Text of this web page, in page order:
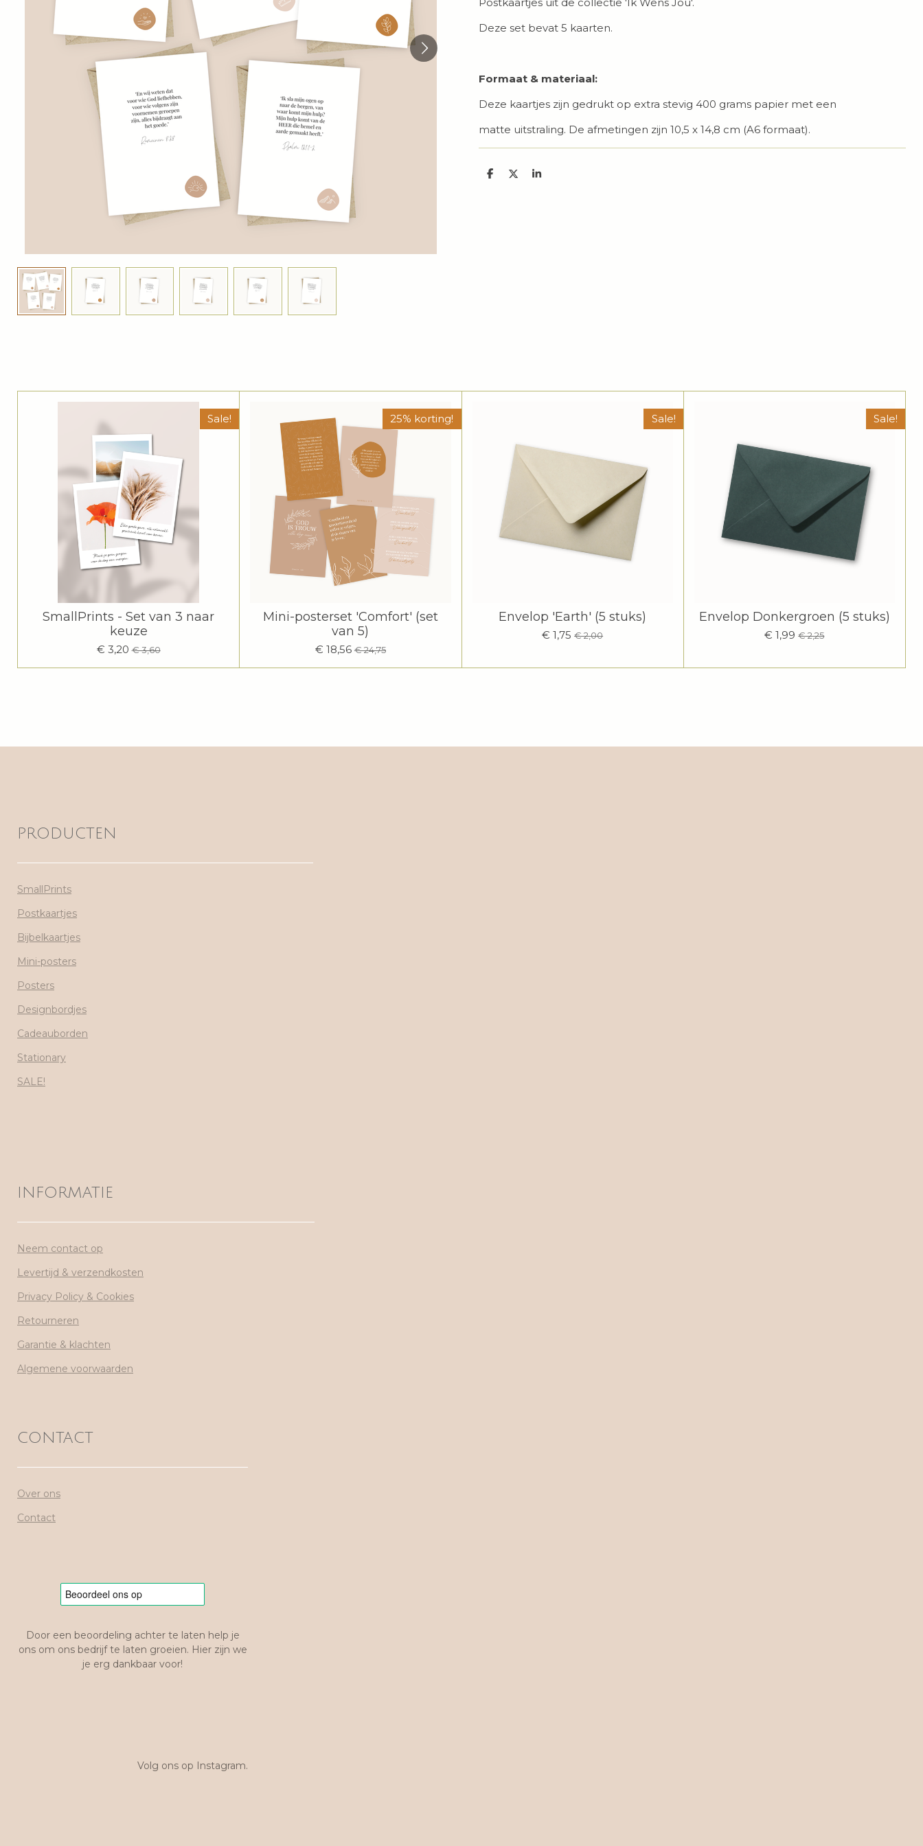
Postkaartjes uit de collectie 'Ik Wens Jou'.
Deze set bevat 5 kaarten.
Formaat & materiaal:
Deze kaartjes zijn gedrukt op extra stevig 400 grams papier met een
matte uitstraling. De afmetingen zijn 10,5 x 14,8 cm (A6 formaat).
D
D
S
Sale!
SmallPrints - Set van 3 naar
keuze
€ 3,20 € 3,60
25% korting!
Mini-posterset 'Comfort' (set
van 5)
€ 18,56 € 24,75
Sale!
Envelop 'Earth' (5 stuks)
€ 1,75 € 2,00
Sale!
Envelop Donkergroen (5 stuks)
€ 1,99 € 2,25
PRODUCTEN
SmallPrints
Postkaartjes
Bijbelkaartjes
Mini-posters
Posters
Designbordjes
Cadeauborden
Stationary
SALE!
INFORMATIE
Neem contact op
Levertijd & verzendkosten
Privacy Policy & Cookies
Retourneren
Garantie & klachten
Algemene voorwaarden
CONTACT
Over ons
Contact
Door een beoordeling achter te laten help je
ons om ons bedrijf te laten groeien. Hier zijn we
je erg dankbaar voor!
Volg ons op Instagram.